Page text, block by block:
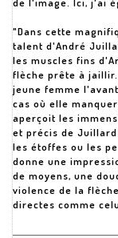
"Dans cette
talent d'André
les muscles fins
flèche prête à jaillir.
jeune femme
cas où elle
aperçoit les
et précis de Juillard
les étoffes ou les
donne une
de moyens, une
violence de la
directes comme